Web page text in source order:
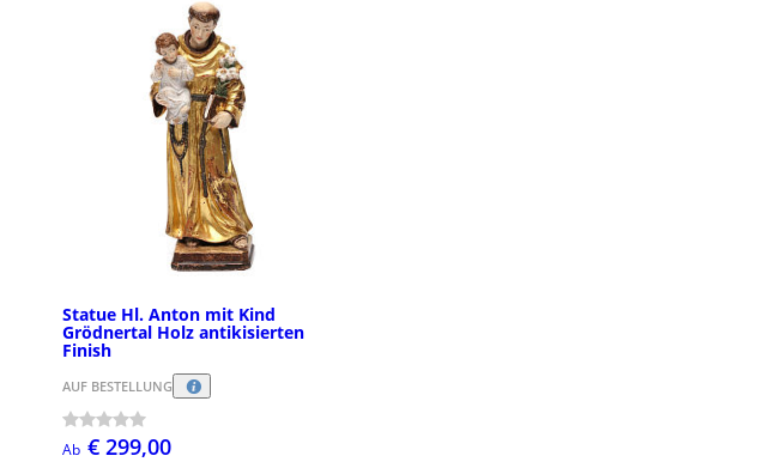
Statue Hl. Anton mit Kind
Grödnertal Holz antikisierten
Finish
AUF BESTELLUNG
Ab € 299,00